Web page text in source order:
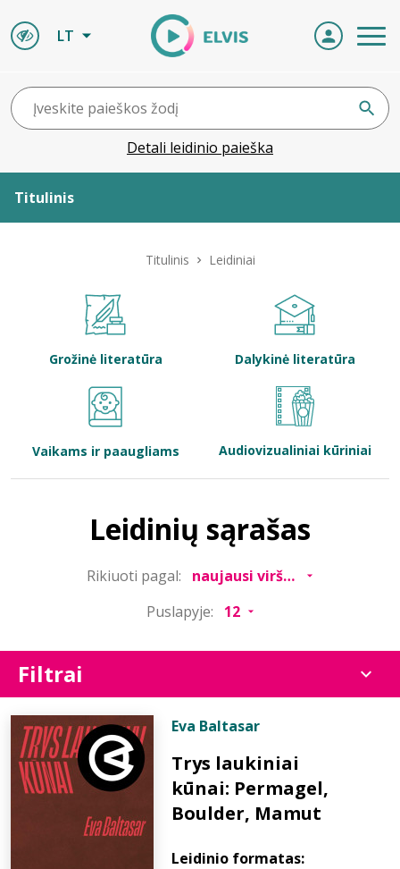
LT
Detali leidinio paieška
Titulinis
Bibliotekoms
Titulinis Leidiniai
Grožinė literatūra Dalykinė literatūra
Vaikams ir paaugliams Audiovizualiniai kūriniai
Leidinių sąrašas
Rikiuoti pagal:
Puslapyje:
Filtrai
Eva Baltasar
Trys laukiniai
kūnai: Permagel,
Boulder, Mamut
Leidinio formatas: